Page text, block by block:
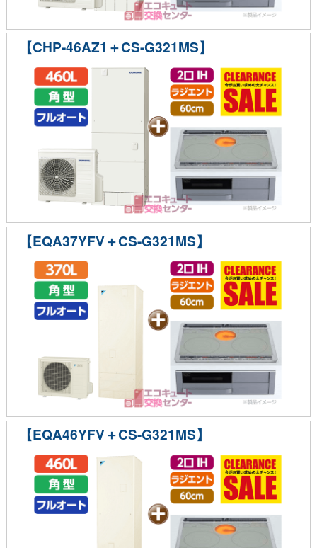
【CHP-46AZ1＋CS-G321MS】
【EQA37YFV＋CS-G321MS】
【EQA46YFV＋CS-G321MS】